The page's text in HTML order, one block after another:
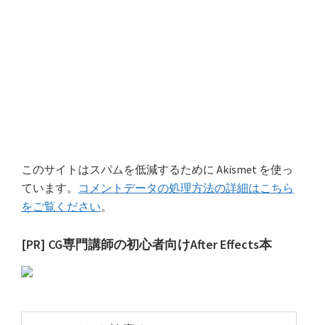
このサイトはスパムを低減するために Akismet を使っ
ています。 コメントデータの処理方法の詳細はこちら
をご覧ください。
最
初
サ
[PR] CG専門講師の初心者向けAfter Effects本